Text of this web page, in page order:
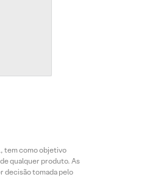
tem como objetivo
qualquer produto. As
decisão tomada pelo